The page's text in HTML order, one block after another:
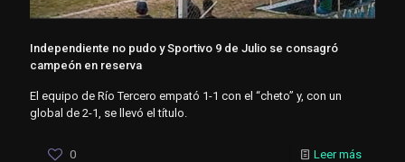
Independiente no pudo y Sportivo 9 de Julio se consagró
campeón en reserva
El equipo de Río Tercero empató 1-1 con el “cheto” y, con un
global de 2-1, se llevó el título.
0 Leer más